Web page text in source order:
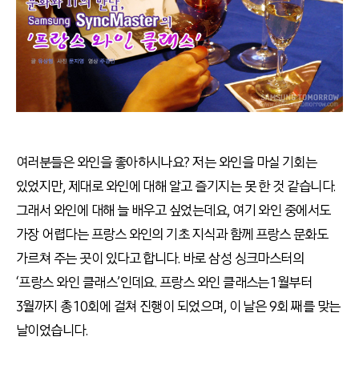
여러분들은 와인을 좋아하시나요? 저는 와인을 마실 기회는
있었지만, 제대로 와인에 대해 알고 즐기지는 못 한 것 같습니다.
그래서 와인에 대해 늘 배우고 싶었는데요, 여기 와인 중에서도
가장 어렵다는 프랑스 와인의 기초 지식과 함께 프랑스 문화도
가르쳐 주는 곳이 있다고 합니다. 바로 삼성 싱크마스터의
‘프랑스 와인 클래스’인데요. 프랑스 와인 클래스는 1월부터
3월까지 총 10회에 걸쳐 진행이 되었으며, 이 날은 9회 째를 맞는
날이었습니다.